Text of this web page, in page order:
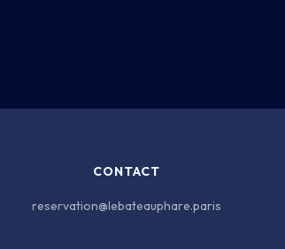
CONTACT
reservation@lebateauphare.paris